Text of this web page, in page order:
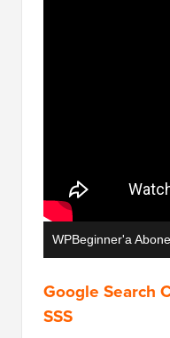
WPBeginner'a
Google Search
SSS